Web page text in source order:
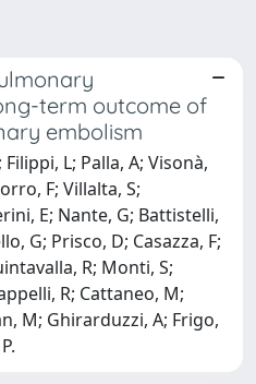
term outcome of
embolism
L; Palla, A; Visonà,
F; Villalta, S;
E; Nante, G; Battistelli,
G; Prisco, D; Casazza, F;
R; Monti, S;
R; Cattaneo, M;
M; Ghirarduzzi, A; Frigo,